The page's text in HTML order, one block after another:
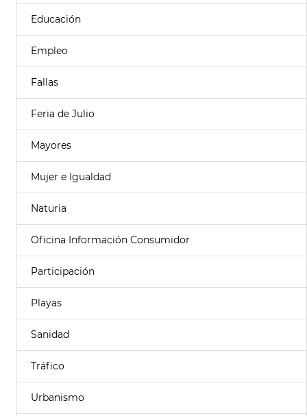
Educación
Empleo
Fallas
Feria de Julio
Mayores
Mujer e Igualdad
Naturia
Oficina Información Consumidor
Participación
Playas
Sanidad
Tráfico
Urbanismo